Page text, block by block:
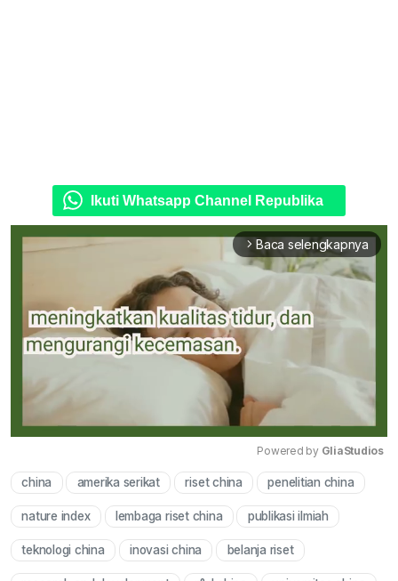
Ikuti Whatsapp Channel Republika
arrow_forward_ios Baca selengkapnya
Mute
Powered by GliaStudios
china amerika serikat riset china penelitian china
nature index lembaga riset china publikasi ilmiah
teknologi china inovasi china belanja riset